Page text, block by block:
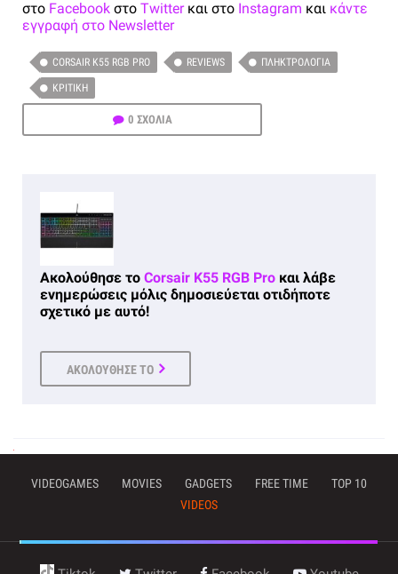
στο Facebook στο Twitterκαι στο Instagram και κάντε
εγγραφή στο Newsletter
CORSAIR K55 RGB PRO REVIEWS ΠΛΗΚΤΡΟΛΌΓΙΑ
ΚΡΙΤΙΚΉ
0 ΣΧΟΛΙΑ
Ακολούθησε το Corsair K55 RGB Pro και λάβε
ενημερώσεις μόλις δημοσιεύεται οτιδήποτε
σχετικό με αυτό!
ΑΚΟΛΟΥΘΗΣΕ ΤΟ
VIDEOGAMES MOVIES GADGETS FREE TIME
TOP 10
VIDEOS